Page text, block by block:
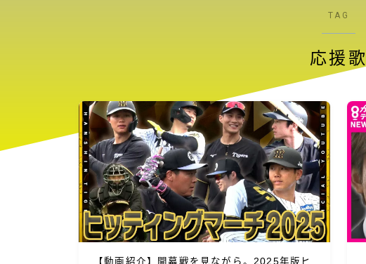
TAG
応援歌
【動画紹介】開幕戦を見ながら。2025年版ヒ